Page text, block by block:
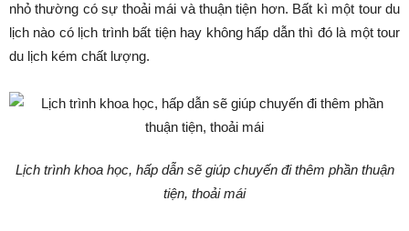
nhỏ thường có sự thoải mái và thuận tiện hơn. Bất kì một tour du
lịch nào có lịch trình bất tiện hay không hấp dẫn thì đó là một tour
du lịch kém chất lượng.
Lịch trình khoa học, hấp dẫn sẽ giúp chuyến đi thêm phần thuận
tiện, thoải mái